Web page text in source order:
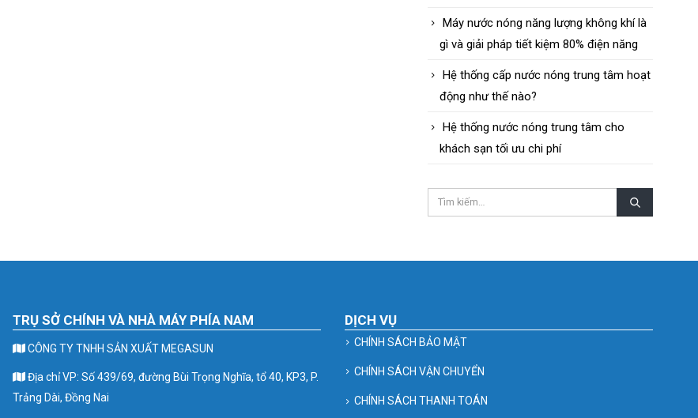
Máy nước nóng năng lượng không khí là
gì và giải pháp tiết kiệm 80% điện năng
Hệ thống cấp nước nóng trung tâm hoạt
động như thế nào?
Hệ thống nước nóng trung tâm cho
khách sạn tối ưu chi phí
TRỤ SỞ CHÍNH VÀ NHÀ MÁY PHÍA NAM
CÔNG TY TNHH SẢN XUẤT MEGASUN
Địa chỉ VP: Số 439/69, đường Bùi Trọng Nghĩa, tổ 40, KP3, P.
Trảng Dài, Đồng Nai
DỊCH VỤ
CHÍNH SÁCH BẢO MẬT
CHÍNH SÁCH VẬN CHUYỂN
CHÍNH SÁCH THANH TOÁN